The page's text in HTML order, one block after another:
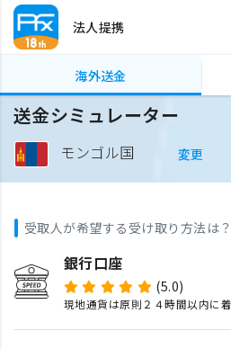
法人提携
海外送金
送金シミュレーター
モンゴル国 変更
受取人が希望する受け取り方法は？
銀行口座
(5.0)
現地通貨は原則２４時間以内に